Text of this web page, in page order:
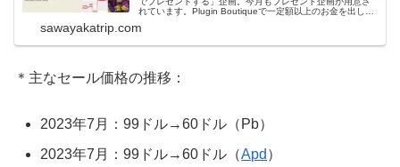
れています。Plugin Boutiqueで一定額以上のお金を出して
うことができます。＊無料配布終了予定日：日本時間：
sawayakatrip.com
＊主なセール価格の推移：
2023年7月：99ドル→60ドル（Pb）
2023年7月：99ドル→60ドル（Apd ）